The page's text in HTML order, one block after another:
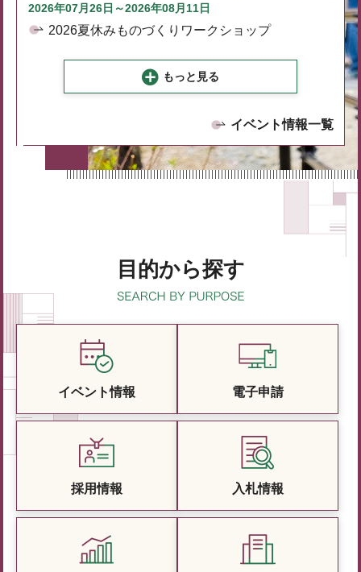
2026年07月26日～2026年08月11日
2026夏休みものづくりワークショップ
もっと見る
イベント情報一覧
目的から探す
イベント情報 電子申請
採用情報 入札情報